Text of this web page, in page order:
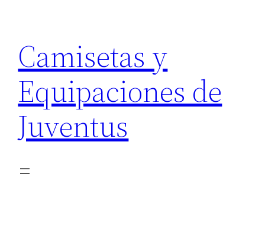
contenido
Camisetas y
Equipaciones de
Juventus